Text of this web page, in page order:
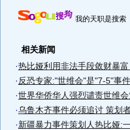
我的天职是搜索
相关新闻
·热比娅利用非法手段敛财暴富
· 反恐专家:"世维会"是"7-5"事
·世界华侨华人强烈谴责世维
·乌鲁木齐事件必须追讨 策划
·新疆暴力事件策划人热比娅: